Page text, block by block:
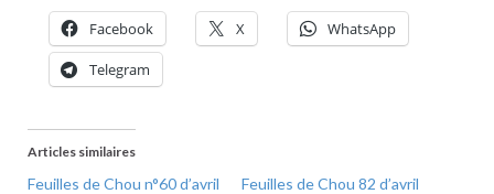
Facebook X WhatsApp
Telegram
Articles similaires
Feuilles de Chou n°60 d’avril
Feuilles de Chou 82 d’avril